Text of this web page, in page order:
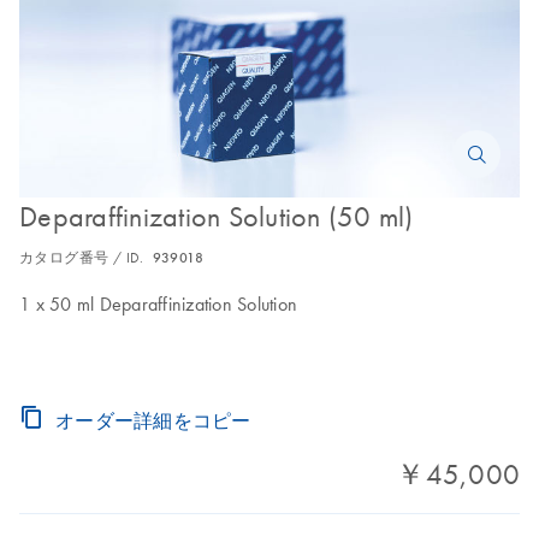
Deparaffinization Solution (50 ml)
カタログ番号 / ID. 939018
1 x 50 ml Deparaffinization Solution
オーダー詳細をコピー
￥45,000